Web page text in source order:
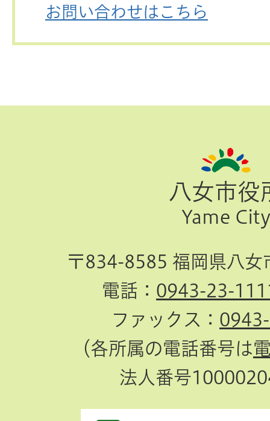
お問い合わせはこちら
八女市役
Yame City
〒834-8585 福岡県八女
電話： 0943-23-
ファックス：
（各所属の電話番号は
法人番号